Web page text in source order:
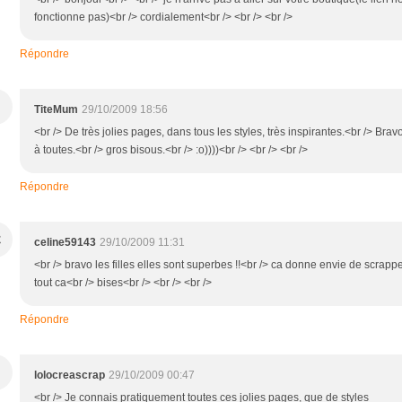
fonctionne pas)<br /> cordialement<br /> <br /> <br />
Répondre
TiteMum 29/10/2009 18:56
<br /> De très jolies pages, dans tous les styles, très inspirantes.<br />
à toutes.<br /> gros bisous.<br /> :o))))<br /> <br /> <br />
Répondre
celine59143 29/10/2009 11:31
<br /> bravo les filles elles sont superbes !!<br /> ca donne envie de
tout ca<br /> bises<br /> <br /> <br />
Répondre
lolocreascrap 29/10/2009 00:47
<br /> Je connais pratiquement toutes ces jolies pages, que de styles